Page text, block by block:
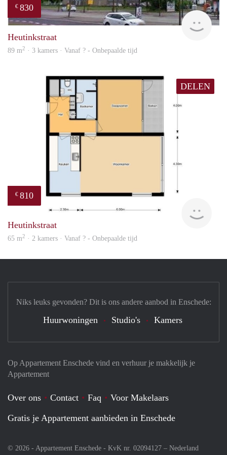
€ 830
Heutinkstraat
89 m2 · 3 kamers · Vanaf ? - Onbepaalde tijd
DELEN
€ 810
Heutinkstraat
65 m2 · 2 kamers · Vanaf ? - Onbepaalde tijd
Op Appartement Enschede vind en verhuur je makkelijk je
Appartement
Over ons Contact Faq
Voor Makelaars
Gratis je Appartement aanbieden in Enschede
© 2026 - Appartement Enschede - KvK nr. 02094127 – Nederland
Niks leuks gevonden? Dit is ons andere aanbod in Enschede:
Huurwoningen Studio's Kamers